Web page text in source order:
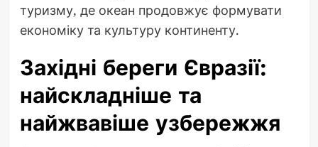
туризму, де океан продовжує формувати
економіку та культуру континенту.
Західні береги Євразії:
найскладніше та
найжвавіше узбережжя